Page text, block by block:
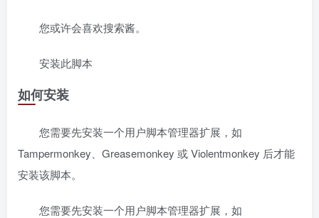
您或许会喜欢搜索酱。
安装此脚本
如何安装
您需要先安装一个用户脚本管理器扩展，如
Tampermonkey、Greasemonkey 或 Violentmonkey 后才能
安装该脚本。
您需要先安装一个用户脚本管理器扩展，如